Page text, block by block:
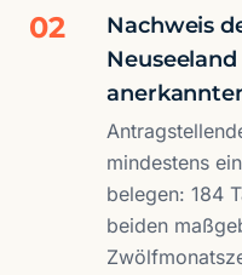
02
Nachweis
mindestens
belegen: 184
beiden